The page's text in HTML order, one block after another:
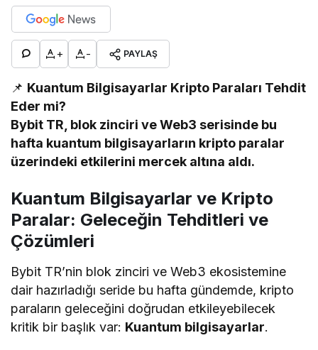
+ - PAYLAŞ
📌 Kuantum Bilgisayarlar Kripto Paraları Tehdit
Eder mi?
Bybit TR, blok zinciri ve Web3 serisinde bu
hafta kuantum bilgisayarların kripto paralar
üzerindeki etkilerini mercek altına aldı.
Kuantum Bilgisayarlar ve Kripto
Paralar: Geleceğin Tehditleri ve
Çözümleri
Bybit TR’nin blok zinciri ve Web3 ekosistemine
dair hazırladığı seride bu hafta gündemde, kripto
paraların geleceğini doğrudan etkileyebilecek
kritik bir başlık var: Kuantum bilgisayarlar.